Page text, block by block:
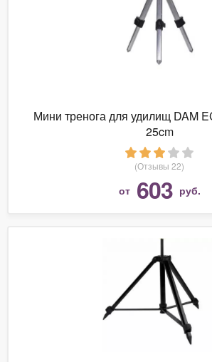
Мини тренога для удилищ DAM
25cm
(Отзывы 22)
от 603 руб.